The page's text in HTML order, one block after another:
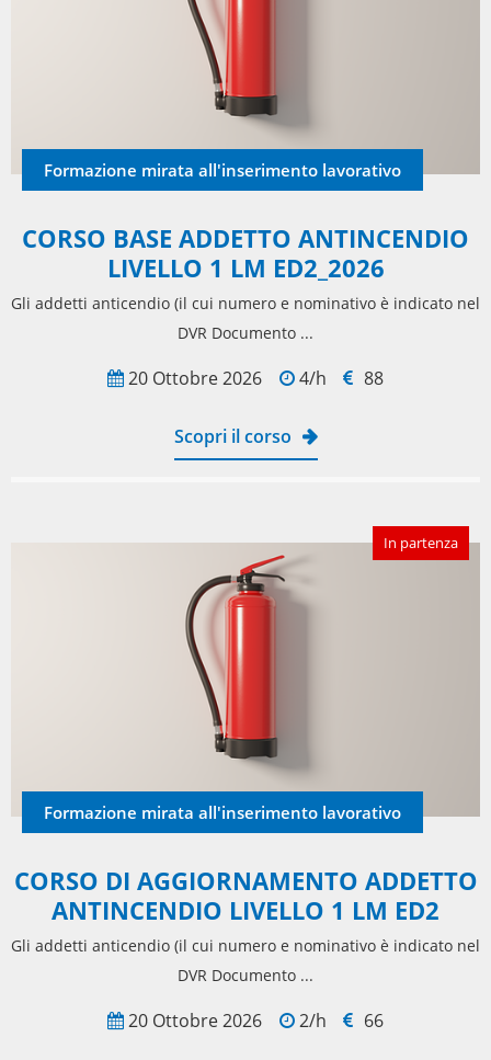
Formazione mirata all'inserimento lavorativo
CORSO BASE ADDETTO ANTINCENDIO
LIVELLO 1 LM ED2_2026
Gli addetti anticendio (il cui numero e nominativo è indicato nel
DVR Documento ...
20 Ottobre 2026 4/h 88
Scopri il corso
In partenza
Formazione mirata all'inserimento lavorativo
CORSO DI AGGIORNAMENTO ADDETTO
ANTINCENDIO LIVELLO 1 LM ED2
Gli addetti anticendio (il cui numero e nominativo è indicato nel
DVR Documento ...
20 Ottobre 2026 2/h 66